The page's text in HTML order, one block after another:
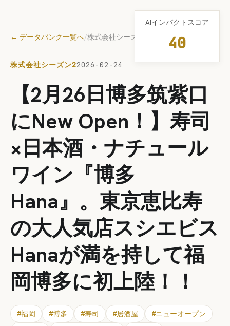
← データバンク一覧へ/株式会社シーズン2
株式会社シーズン22026-02-24
【2月26日博多筑紫口
にNew Open！】寿司
×日本酒・ナチュール
ワイン『博多
Hana』。東京恵比寿
の大人気店スシエビス
Hanaが満を持して福
岡博多に初上陸！！
#福岡 #博多 #寿司 #居酒屋 #ニューオープン
AIインパクトスコア
40